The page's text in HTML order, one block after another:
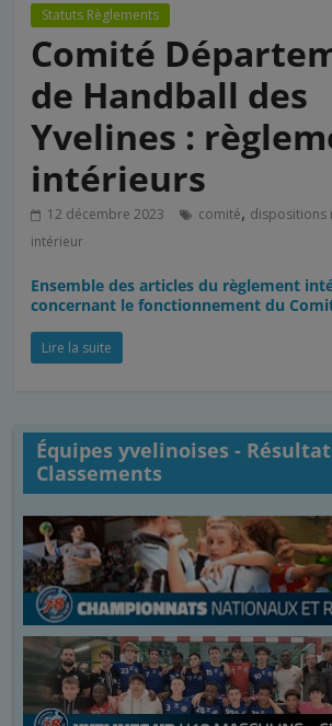
Statuts Règlements
Comité
de Handball des
Yvelines :
intérieurs
12 décembre 2023 comité, dispositions
intérieur
Ensemble des articles du règlement
concernant le fonctionnement du
Lire la suite
Équipes yvelinoises -
Classements